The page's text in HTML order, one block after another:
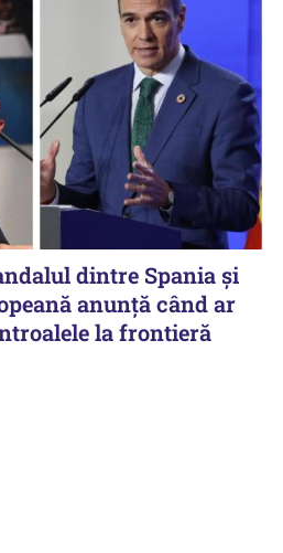
dintre Spania și
anunță când ar
la frontieră